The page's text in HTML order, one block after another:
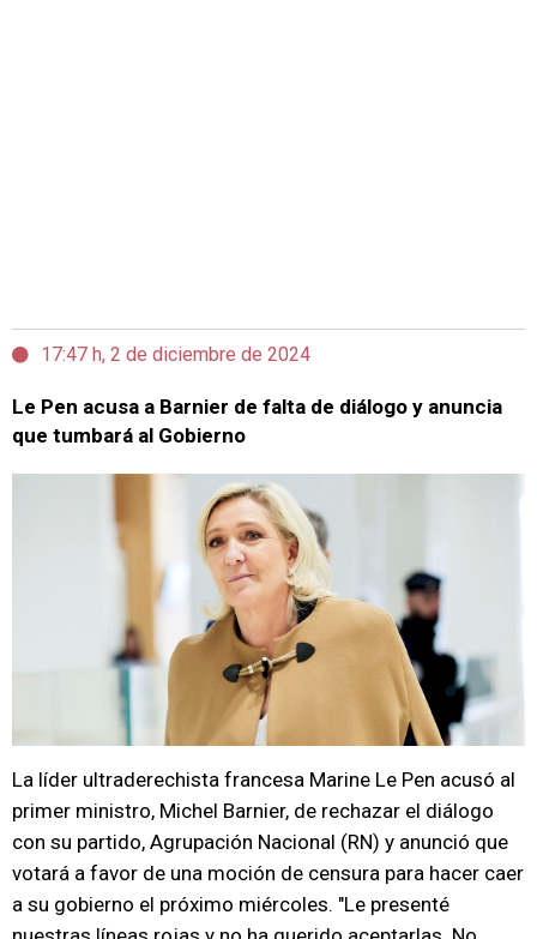
17:47 h, 2 de diciembre de 2024
Le Pen acusa a Barnier de falta de diálogo y anuncia
que tumbará al Gobierno
La líder ultraderechista francesa Marine Le Pen acusó al
primer ministro, Michel Barnier, de rechazar el diálogo
con su partido, Agrupación Nacional (RN) y anunció que
votará a favor de una moción de censura para hacer caer
a su gobierno el próximo miércoles. "Le presenté